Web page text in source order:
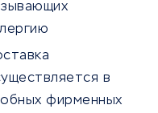
в
фирменных